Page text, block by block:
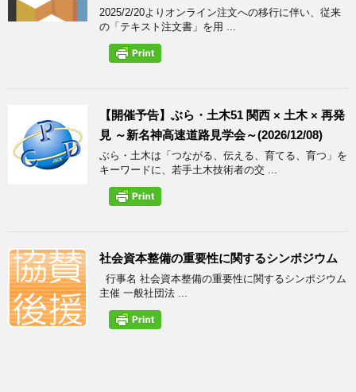
2025/2/20よりオンライン注文への移行に伴い、従来
の「テキスト注文書」を用 ...
【開催予告】ぶら・土木51 関西 × 土木 × 再発
見 ～新名神高速道路見学会～(2026/12/08)
ぶら・土木は「つながる、伝える、育てる、育つ」を
キーワードに、若手土木技術者の交 ...
社会資本整備の重要性に関するシンポジウム
行事名 社会資本整備の重要性に関するシンポジウム
主催 一般社団法 ...